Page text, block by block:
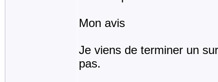
Mon avis
Je viens de terminer un
pas.